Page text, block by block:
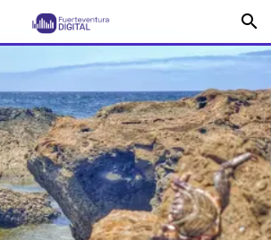
search